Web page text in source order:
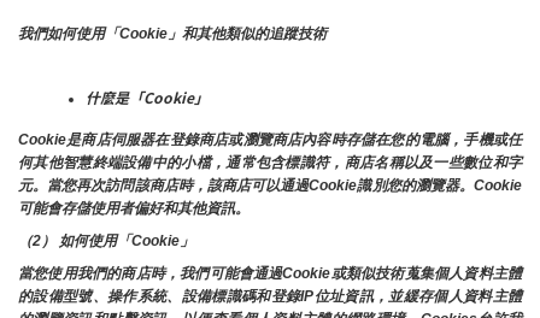
我們如何使用「Cookie」和其他類似的追蹤技術
什麼是「Cookie」
Cookie是商店伺服器在登錄商店或瀏覽商店內容時存儲在您的電腦，手機或任
何其他智慧終端設備中的小檔，通常包含標識符，商店名稱以及一些數位和字
元。當您再次訪問該商店時，該商店可以通過Cookie識別您的瀏覽器。Cookie
可能會存儲使用者偏好和其他資訊。
（2） 如何使用「Cookie」
當您使用我們的商店時，我們可能會通過Cookie或類似技術蒐集個人資料主體
的設備型號、操作系統、設備標識碼和登錄IP位址資訊，並緩存個人資料主體